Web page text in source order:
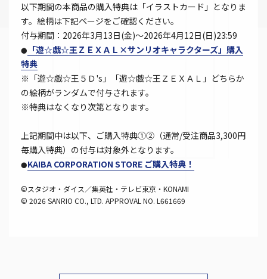
以下期間の本商品の購入特典は「イラストカード」となりま
す。絵柄は下記ページをご確認ください。
付与期間：2026年3月13日(金)～2026年4月12日(日)23:59
●
「遊☆戯☆王ＺＥＸＡＬ×サンリオキャラクターズ」購入
特典
※「遊☆戯☆王５Ｄ's」「遊☆戯☆王ＺＥＸＡＬ」どちらか
の絵柄がランダムで付与されます。
※特典はなくなり次第となります。
上記期間中は以下、ご購入特典①②（通常/受注商品3,300円
毎購入特典）の付与は対象外となります。
●KAIBA CORPORATION STORE ご購入特典！
©スタジオ・ダイス／集英社・テレビ東京・KONAMI
© 2026 SANRIO CO., LTD. APPROVAL NO. L661669